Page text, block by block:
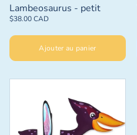
Lambeosaurus - petit
$38.00 CAD
Ajouter au panier